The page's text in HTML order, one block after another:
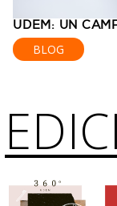
UDEM: UN
BLOG